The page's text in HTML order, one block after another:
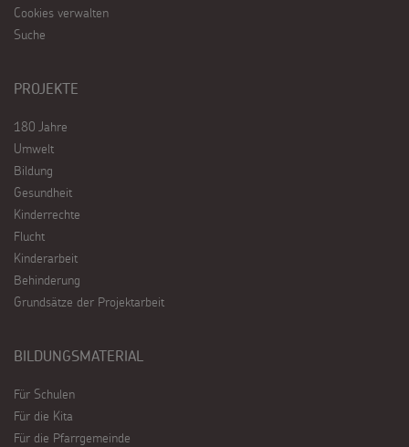
Cookies verwalten
Suche
PROJEKTE
180 Jahre
Umwelt
Bildung
Gesundheit
Kinderrechte
Flucht
Kinderarbeit
Behinderung
Grundsätze der Projektarbeit
BILDUNGSMATERIAL
Für Schulen
Für die Kita
Für die Pfarrgemeinde